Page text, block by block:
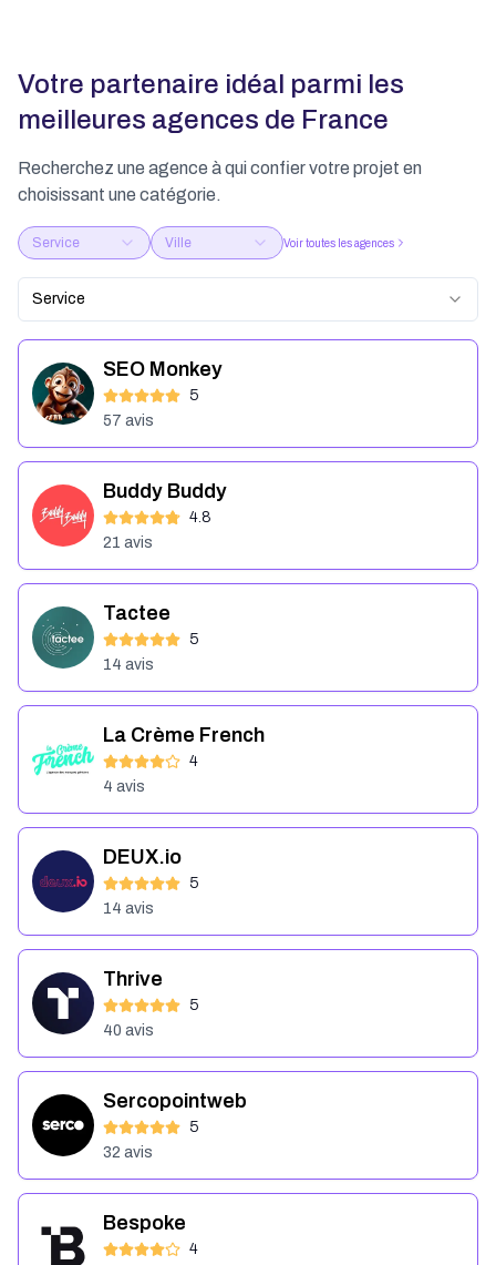
Votre partenaire idéal parmi les
meilleures agences de France
Recherchez une agence à qui confier votre projet en
choisissant une catégorie.
Service Ville Voir toutes les agences
Service
SEO Monkey
5
57 avis
Buddy Buddy
4.8
21 avis
Tactee
5
14 avis
La Crème French
4
4 avis
DEUX.io
5
14 avis
Thrive
5
40 avis
Sercopointweb
5
32 avis
Bespoke
4